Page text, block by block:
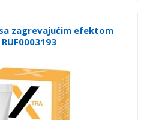
zagrevajućim efektom